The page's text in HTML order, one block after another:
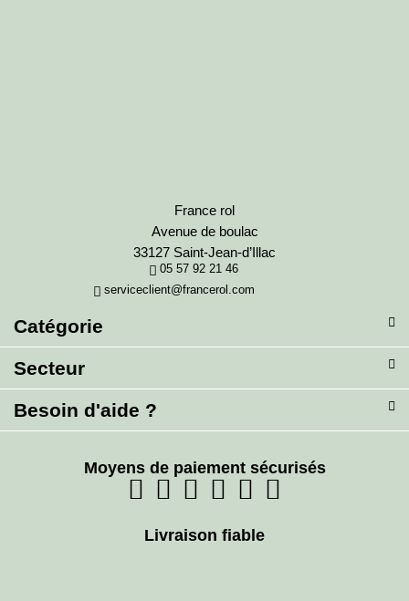
France rol
Avenue de boulac
33127 Saint-Jean-d’Illac
05 57 92 21 46
serviceclient@francerol.com
Catégorie
Secteur
Besoin d'aide ?
Moyens de paiement sécurisés
Livraison fiable